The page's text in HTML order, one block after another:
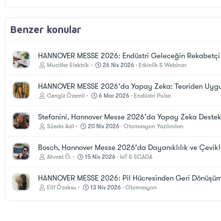
Benzer konular
HANNOVER MESSE 2026: Endüstri Geleceğin
Mucitler Elektrik 26 Nis 2026 Etkinlik & Webinar
HANNOVER MESSE 2026'da Yapay Zeka: Teoriden
Cengiz Özemli 6 Mar 2026 Endüstri Pulse
Stefanini, Hannover Messe 2026'da Yapay Zeka
Süeda Asil 20 Nis 2026 Otomasyon Yazılımları
Bosch, Hannover Messe 2026'da Dayanıklılık ve
Ahmet Ö. 15 Nis 2026 IoT & SCADA
HANNOVER MESSE 2026: Pil Hücresinden Geri
Elif Özaksu 13 Nis 2026 Otomasyon